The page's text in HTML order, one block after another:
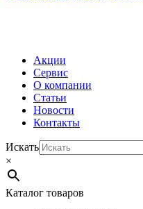
Акции
Сервис
О компании
Статьи
Новости
Контакты
Искать
×
Каталог товаров